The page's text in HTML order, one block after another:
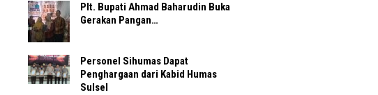
Plt. Bupati Ahmad Baharudin Buka
Gerakan Pangan…
Personel Sihumas Dapat
Penghargaan dari Kabid Humas
Sulsel